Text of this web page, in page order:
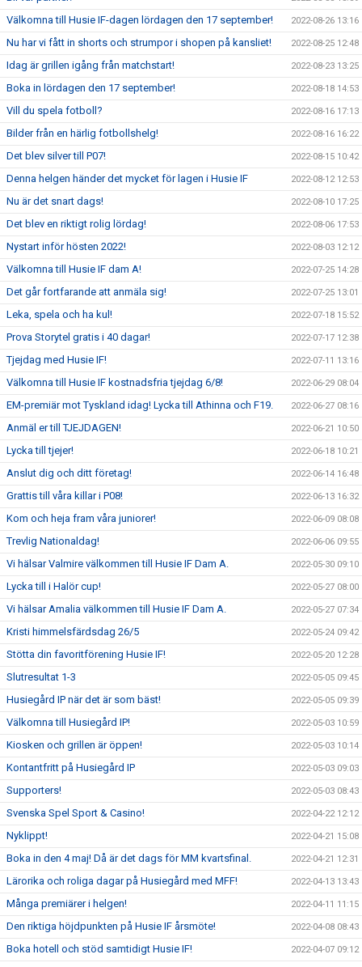
Välkomna till Husie IF-dagen lördagen den 17 september! 2022-08-26 13:16
Nu har vi fått in shorts och strumpor i shopen på kansliet! 2022-08-25 12:48
Idag är grillen igång från matchstart! 2022-08-23 13:25
Boka in lördagen den 17 september! 2022-08-18 14:53
Vill du spela fotboll? 2022-08-16 17:13
Bilder från en härlig fotbollshelg! 2022-08-16 16:22
Det blev silver till P07! 2022-08-15 10:42
Denna helgen händer det mycket för lagen i Husie IF 2022-08-12 12:53
Nu är det snart dags! 2022-08-10 17:25
Det blev en riktigt rolig lördag! 2022-08-06 17:53
Nystart inför hösten 2022! 2022-08-03 12:12
Välkomna till Husie IF dam A! 2022-07-25 14:28
Det går fortfarande att anmäla sig! 2022-07-25 13:01
Leka, spela och ha kul! 2022-07-18 15:52
Prova Storytel gratis i 40 dagar! 2022-07-17 12:38
Tjejdag med Husie IF! 2022-07-11 13:16
Välkomna till Husie IF kostnadsfria tjejdag 6/8! 2022-06-29 08:04
EM-premiär mot Tyskland idag! Lycka till Athinna och F19. 2022-06-27 08:16
Anmäl er till TJEJDAGEN! 2022-06-21 10:50
Lycka till tjejer! 2022-06-18 10:21
Anslut dig och ditt företag! 2022-06-14 16:48
Grattis till våra killar i P08! 2022-06-13 16:32
Kom och heja fram våra juniorer! 2022-06-09 08:08
Trevlig Nationaldag! 2022-06-06 09:55
Vi hälsar Valmire välkommen till Husie IF Dam A. 2022-05-30 09:10
Lycka till i Halör cup! 2022-05-27 08:00
Vi hälsar Amalia välkommen till Husie IF Dam A. 2022-05-27 07:34
Kristi himmelsfärdsdag 26/5 2022-05-24 09:42
Stötta din favoritförening Husie IF! 2022-05-20 12:28
Slutresultat 1-3 2022-05-05 09:45
Husiegård IP när det är som bäst! 2022-05-05 09:39
Välkomna till Husiegård IP! 2022-05-03 10:59
Kiosken och grillen är öppen! 2022-05-03 10:14
Kontantfritt på Husiegård IP 2022-05-03 09:03
Supporters! 2022-05-03 08:43
Svenska Spel Sport & Casino! 2022-04-22 12:12
Nyklippt! 2022-04-21 15:08
Boka in den 4 maj! Då är det dags för MM kvartsfinal. 2022-04-21 12:31
Lärorika och roliga dagar på Husiegård med MFF! 2022-04-13 13:43
Många premiärer i helgen! 2022-04-11 11:15
Den riktiga höjdpunkten på Husie IF årsmöte! 2022-04-08 08:43
Boka hotell och stöd samtidigt Husie IF! 2022-04-07 09:12